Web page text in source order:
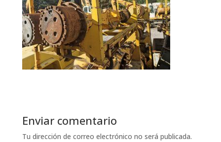
Enviar comentario
Tu dirección de correo electrónico no será publicada.